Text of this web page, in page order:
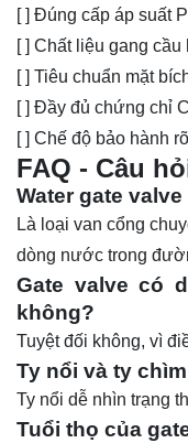
[ ] Đúng cấp áp suất
[ ] Chất liệu gang
[ ] Tiêu chuẩn mặt
[ ] Đầy đủ chứng chỉ
[ ] Chế độ bảo hành
FAQ - Câu
Water gate valve
Là loại van cổng
dòng nước trong
Gate valve có
không?
Tuyệt đối không, vì
Ty nổi và ty
Ty nổi dễ nhìn trạng
Tuổi thọ của